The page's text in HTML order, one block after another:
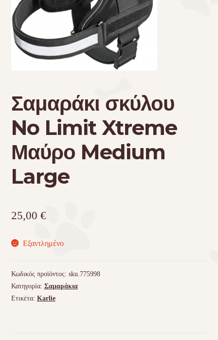
Τσάντες μεταφοράς
Επικοινωνία
Σαμαράκι σκύλου
No Limit Xtreme
Μαύρο Medium
Large
25,00 €
Εξαντλημένο
Κωδικός προϊόντος: sku.775998
Κατηγορία: Σαμαράκια
Ετικέτα: Karlie